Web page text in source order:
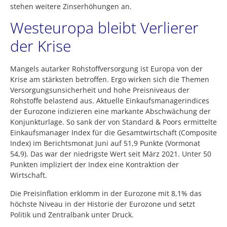
stehen weitere Zinserhöhungen an.
Westeuropa bleibt Verlierer
der Krise
Mangels autarker Rohstoffversorgung ist Europa von der
Krise am stärksten betroffen. Ergo wirken sich die Themen
Versorgungsunsicherheit und hohe Preisniveaus der
Rohstoffe belastend aus. Aktuelle Einkaufsmanagerindices
der Eurozone indizieren eine markante Abschwächung der
Konjunkturlage. So sank der von Standard & Poors ermittelte
Einkaufsmanager Index für die Gesamtwirtschaft (Composite
Index) im Berichtsmonat Juni auf 51,9 Punkte (Vormonat
54,9). Das war der niedrigste Wert seit März 2021. Unter 50
Punkten impliziert der Index eine Kontraktion der
Wirtschaft.
Die Preisinflation erklomm in der Eurozone mit 8,1% das
höchste Niveau in der Historie der Eurozone und setzt
Politik und Zentralbank unter Druck.